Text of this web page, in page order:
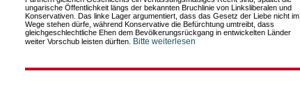
ungarische Öffentlichkeit längs der bekannten Bruchlinie von Linksliberalen und
Konservativen. Das linke Lager argumentiert, dass das Gesetz der Liebe nicht im
Wege stehen dürfe, während Konservative die Befürchtung umtreibt, dass
gleichgeschlechtliche Ehen dem Bevölkerungsrückgang in entwickelten Länder
weiter Vorschub leisten dürften.
Bitte weiterlesen